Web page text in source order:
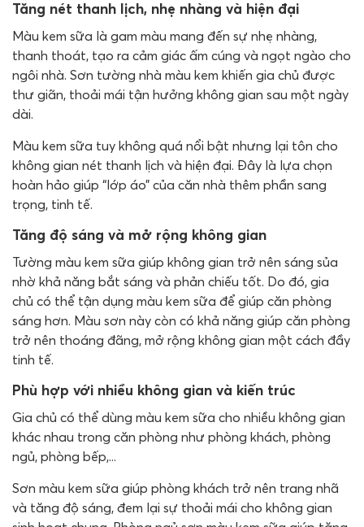
Tăng nét thanh lịch, nhẹ nhàng và hiện đại
Màu kem sữa là gam màu mang đến sự nhẹ nhàng,
thanh thoát, tạo ra cảm giác ấm cúng và ngọt ngào cho
ngôi nhà. Sơn tường nhà màu kem khiến gia chủ được
thư giãn, thoải mái tận hưởng không gian sau một ngày
dài.
Màu kem sữa tuy không quá nổi bật nhưng lại tôn cho
không gian nét thanh lịch và hiện đại. Đây là lựa chọn
hoàn hảo giúp “lớp áo” của căn nhà thêm phần sang
trọng, tinh tế.
Tăng độ sáng và mở rộng không gian
Tường màu kem sữa giúp không gian trở nên sáng sủa
nhờ khả năng bắt sáng và phản chiếu tốt. Do đó, gia
chủ có thể tận dụng màu kem sữa để giúp căn phòng
sáng hơn. Màu sơn này còn có khả năng giúp căn phòng
trở nên thoáng đãng, mở rộng không gian một cách đầy
tinh tế.
Phù hợp với nhiều không gian và kiến trúc
Gia chủ có thể dùng màu kem sữa cho nhiều không gian
khác nhau trong căn phòng như phòng khách, phòng
ngủ, phòng bếp,...
Sơn màu kem sữa giúp phòng khách trở nên trang nhã
và tăng độ sáng, đem lại sự thoải mái cho không gian